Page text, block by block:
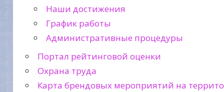
Наши достижения
График работы
Административные процедуры
Портал рейтинговой оценки
Охрана труда
Карта брендовых мероприятий на